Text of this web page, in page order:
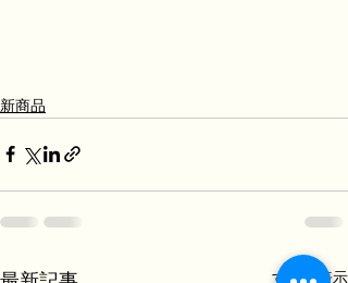
新商品
すべて表示